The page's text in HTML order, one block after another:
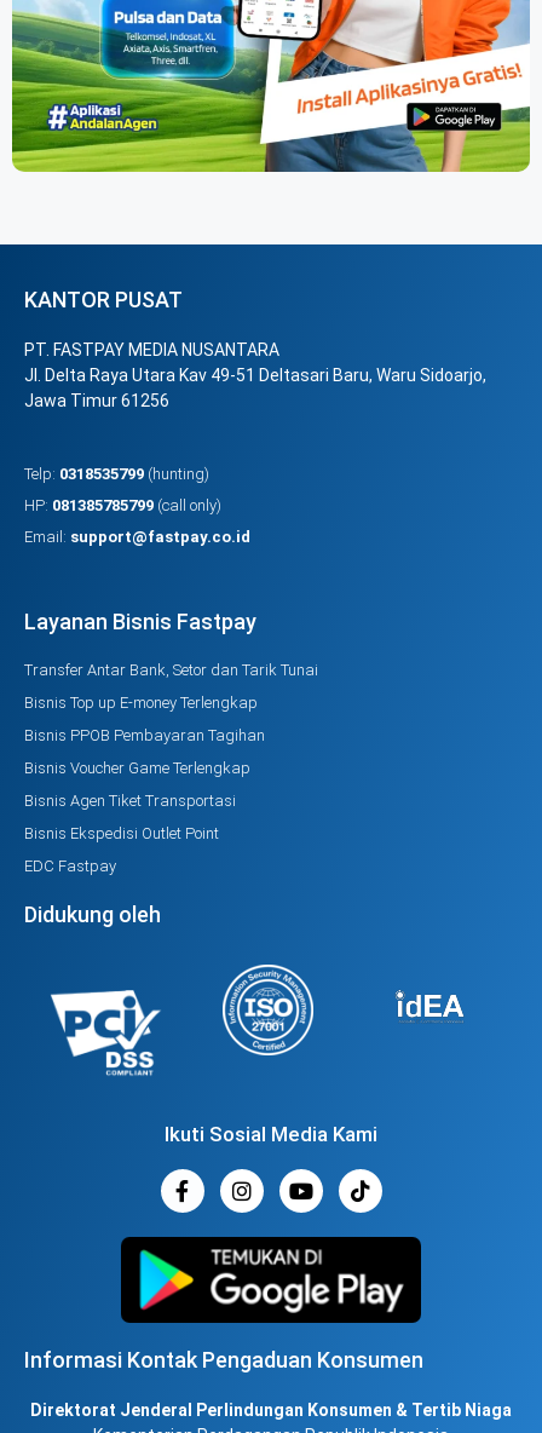
KANTOR PUSAT
PT. FASTPAY MEDIA NUSANTARA
Jl. Delta Raya Utara Kav 49-51 Deltasari Baru, Waru Sidoarjo,
Jawa Timur 61256
Telp: 0318535799 (hunting)
HP: 081385785799 (call only)
Email: support@fastpay.co.id
Layanan Bisnis Fastpay
Transfer Antar Bank, Setor dan Tarik Tunai
Bisnis Top up E-money Terlengkap
Bisnis PPOB Pembayaran Tagihan
Bisnis Voucher Game Terlengkap
Bisnis Agen Tiket Transportasi
Bisnis Ekspedisi Outlet Point
EDC Fastpay
Didukung oleh
Ikuti Sosial Media Kami
Informasi Kontak Pengaduan Konsumen
Direktorat Jenderal Perlindungan Konsumen & Tertib Niaga